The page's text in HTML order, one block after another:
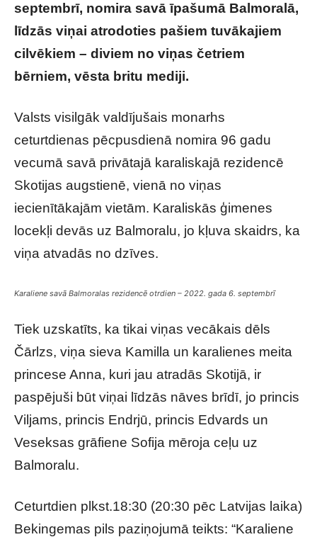
septembrī, nomira savā īpašumā Balmoralā,
līdzās viņai atrodoties pašiem tuvākajiem
cilvēkiem – diviem no viņas četriem
bērniem, vēsta britu mediji.
Valsts visilgāk valdījušais monarhs
ceturtdienas pēcpusdienā nomira 96 gadu
vecumā savā privātajā karaliskajā rezidencē
Skotijas augstienē, vienā no viņas
iecienītākajām vietām. Karaliskās ģimenes
locekļi devās uz Balmoralu, jo kļuva skaidrs, ka
viņa atvadās no dzīves.
Karaliene savā Balmoralas rezidencē otrdien – 2022. gada 6. septembrī
Tiek uzskatīts, ka tikai viņas vecākais dēls
Čārlzs, viņa sieva Kamilla un karalienes meita
princese Anna, kuri jau atradās Skotijā, ir
paspējuši būt viņai līdzās nāves brīdī, jo princis
Viljams, princis Endrjū, princis Edvards un
Veseksas grāfiene Sofija mēroja ceļu uz
Balmoralu.
Ceturtdien plkst.18:30 (20:30 pēc Latvijas laika)
Bekingemas pils paziņojumā teikts: “Karaliene